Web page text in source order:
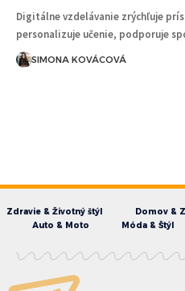
Digitálne vzdelávanie zrýchľuje
personalizuje učenie, podporuje
SIMONA KOVÁCOVÁ
Zdravie & Životný štýl Domov &
Auto & Moto
Móda & Štýl